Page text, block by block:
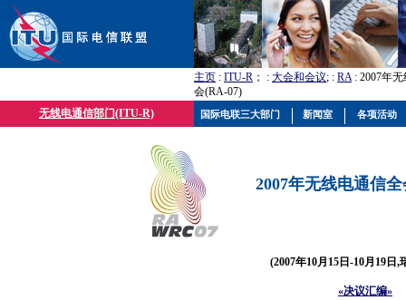
主页 : ITU-R ； : 大会和会议; : RA: 2007年
会(RA-07)
无线电通信部门(ITU-R)
2007年无线电通信
(2007年10月15日-10月19日,
«决议汇编»
国际电联三大部门 新闻室 各项活动